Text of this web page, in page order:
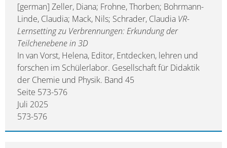
[german] Zeller, Diana; Frohne, Thorben; Bohrmann-
Linde, Claudia; Mack, Nils; Schrader, Claudia VR-
Lernsetting zu Verbrennungen: Erkundung der
Teilchenebene in 3D
In van Vorst, Helena, Editor, Entdecken, lehren und
forschen im Schülerlabor. Gesellschaft für Didaktik
der Chemie und Physik. Band 45
Seite 573-576
Juli 2025
573-576